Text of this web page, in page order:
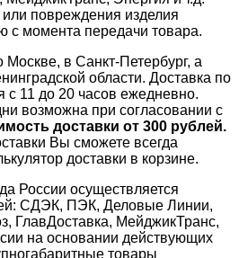
повреждения изделия
с момента передачи товара.
Москве, в Санкт-Петербург, а
области. Доставка по
с 11 до 20 часов ежедневно.
возможна при согласовании с
доставки от 300 рублей.
Вы сможете всегда
доставки в корзине.
России осуществляется
СДЭК, ПЭК, Деловые Линии,
ГлавДоставка, МейджикТранс,
на основании действующих
товары